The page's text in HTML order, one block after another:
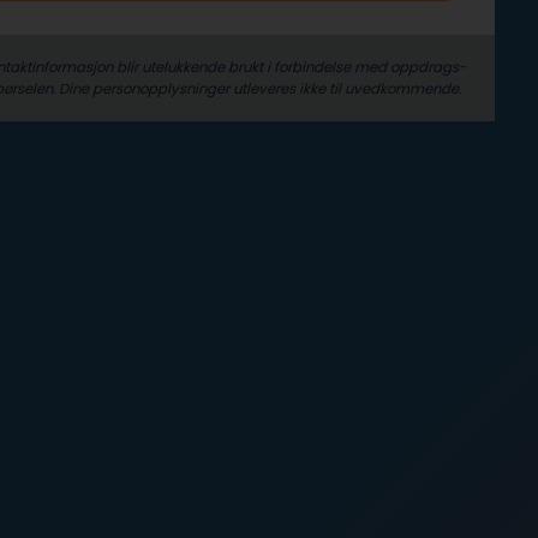
blir utelukkende brukt i forbindelse med oppdrags­
Dine person­­opplysninger utleveres ikke til uvedkommende.